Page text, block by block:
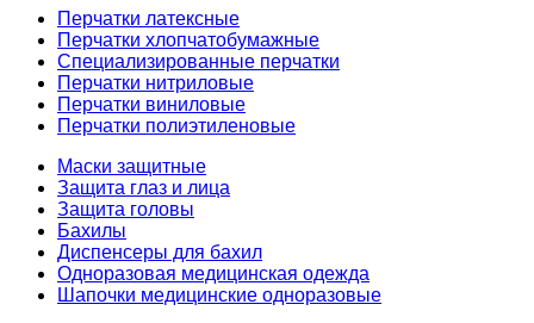
Перчатки латексные
Перчатки хлопчатобумажные
Специализированные перчатки
Перчатки нитриловые
Перчатки виниловые
Перчатки полиэтиленовые
Маски защитные
Защита глаз и лица
Защита головы
Бахилы
Диспенсеры для бахил
Одноразовая медицинская одежда
Шапочки медицинские одноразовые